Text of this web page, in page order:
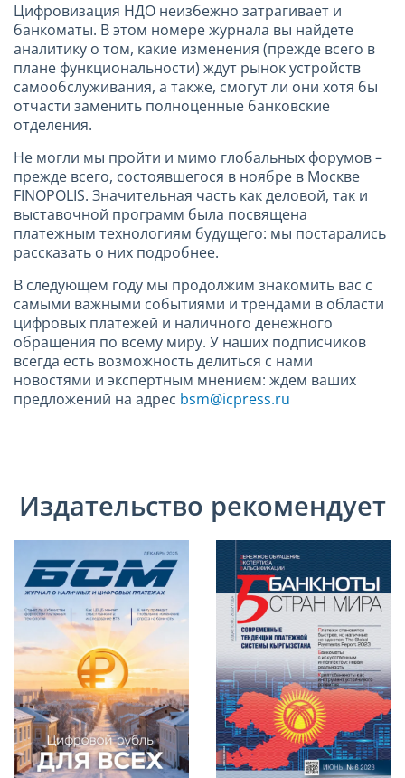
Цифровизация НДО неизбежно затрагивает и
банкоматы. В этом номере журнала вы найдете
аналитику о том, какие изменения (прежде всего в
плане функциональности) ждут рынок устройств
самообслуживания, а также, смогут ли они хотя бы
отчасти заменить полноценные банковские
отделения.
Не могли мы пройти и мимо глобальных форумов –
прежде всего, состоявшегося в ноябре в Москве
FINOPOLIS. Значительная часть как деловой, так и
выставочной программ была посвящена
платежным технологиям будущего: мы постарались
рассказать о них подробнее.
В следующем году мы продолжим знакомить вас с
самыми важными событиями и трендами в области
цифровых платежей и наличного денежного
обращения по всему миру. У наших подписчиков
всегда есть возможность делиться с нами
новостями и экспертным мнением: ждем ваших
предложений на адрес bsm@icpress.ru
Издательство рекомендует